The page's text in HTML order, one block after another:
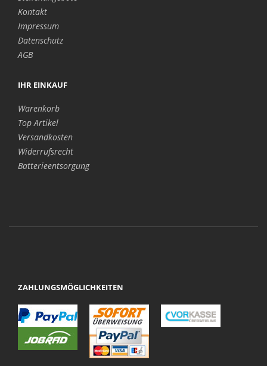
Kontakt
Impressum
Datenschutz
AGB
IHR EINKAUF
Warenkorb
Top Artikel
Versandkosten
Widerrufsrecht
Batterieentsorgung
ZAHLUNGSMÖGLICHKEITEN